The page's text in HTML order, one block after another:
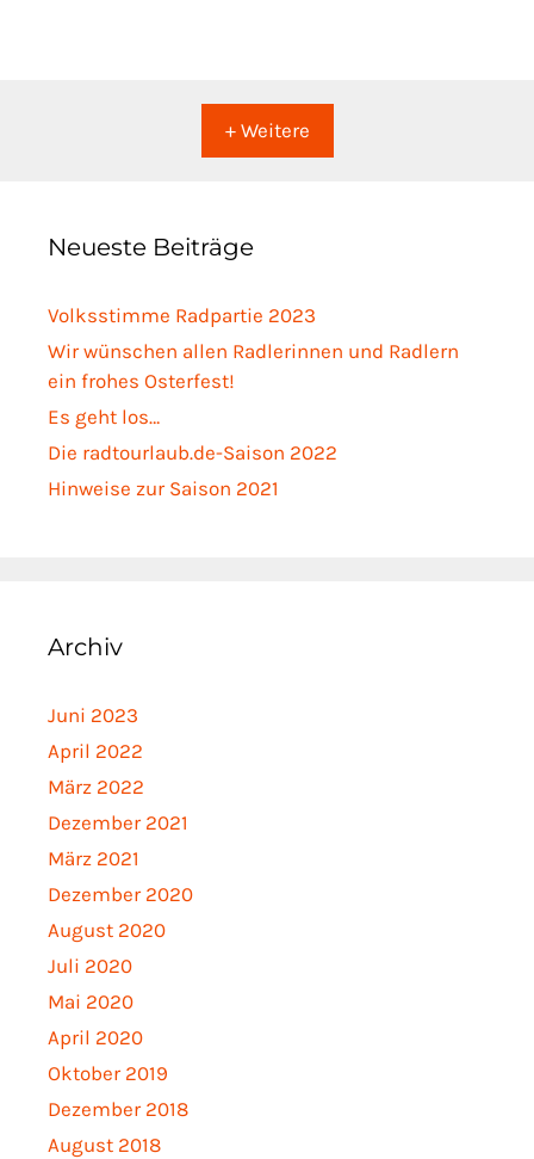
+ Weitere
Neueste Beiträge
Volksstimme Radpartie 2023
Wir wünschen allen Radlerinnen und Radlern
ein frohes Osterfest!
Es geht los…
Die radtourlaub.de-Saison 2022
Hinweise zur Saison 2021
Archiv
Juni 2023
April 2022
März 2022
Dezember 2021
März 2021
Dezember 2020
August 2020
Juli 2020
Mai 2020
April 2020
Oktober 2019
Dezember 2018
August 2018